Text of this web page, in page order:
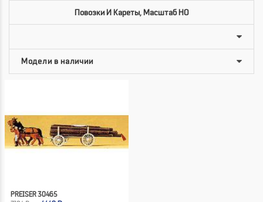
Повозки И Кареты, Масштаб HO
PREISER 30465